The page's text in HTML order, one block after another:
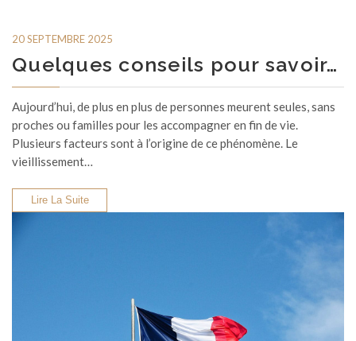
20 SEPTEMBRE 2025
Quelques conseils pour savoir…
Aujourd’hui, de plus en plus de personnes meurent seules, sans
proches ou familles pour les accompagner en fin de vie.
Plusieurs facteurs sont à l’origine de ce phénomène. Le
vieillissement…
Lire La Suite